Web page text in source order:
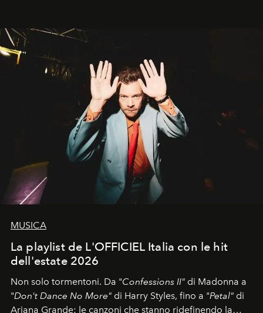
MUSICA
La playlist de L'OFFICIEL Italia con le hit
dell'estate 2026
Non solo tormentoni. Da "Confessions II" di Madonna a
"Don't Dance No More" di Harry Styles, fino a "Petal" di
Ariana Grande: le canzoni che stanno ridefinendo la